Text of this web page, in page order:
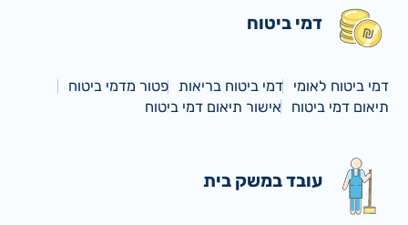
דמי ביטוח
דמי ביטוח לאומי דמי ביטוח בריאות פטור מדמי ביטוח
תיאום דמי ביטוח
אישור תיאום דמי ביטוח
עובד במשק בית